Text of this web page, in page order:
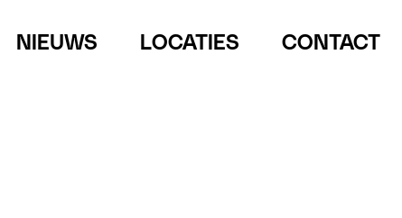
NIEUWS LOCATIES CONTACT